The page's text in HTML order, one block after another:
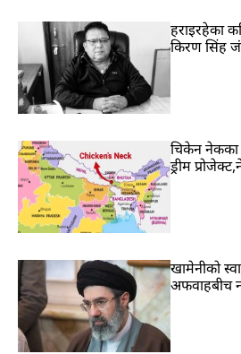
हराइरहेका
किरण सिंह
चिकेन नेकका
ड्रीम
खामेनीको
अफवाहबीच